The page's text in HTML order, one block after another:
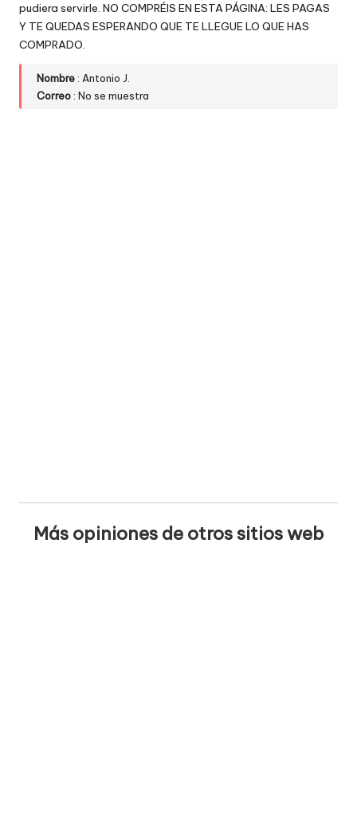
pudiera servirle. NO COMPRÉIS EN ESTA PÁGINA: LES PAGAS
Y TE QUEDAS ESPERANDO QUE TE LLEGUE LO QUE HAS
COMPRADO.
Nombre : Antonio J.
Correo : No se muestra
Más opiniones de otros sitios web